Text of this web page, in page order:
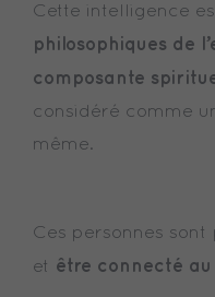
Cette intelligence
philosophiques de
composante
considéré comme
même.
Ces personnes sont
et être connecté au